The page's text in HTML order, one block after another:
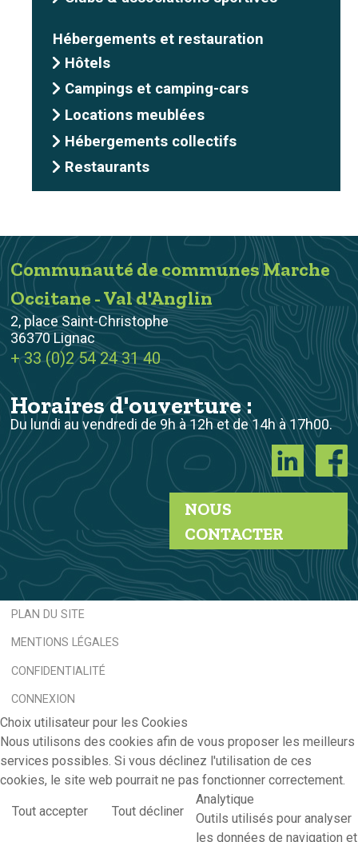
Hébergements et restauration
Hôtels
Campings et camping-cars
Locations meublées
Hébergements collectifs
Restaurants
Communauté de communes Marche
Occitane - Val d'Anglin
2, place Saint-Christophe
36370 Lignac
+ 33 (0)2 54 24 31 40
Horaires d'ouverture :
Du lundi au vendredi de 9h à 12h et de 14h à 17h00.
NOUS
CONTACTER
PLAN DU SITE
MENTIONS LÉGALES
CONFIDENTIALITÉ
CONNEXION
Choix utilisateur pour les Cookies
Nous utilisons des cookies afin de vous proposer les meilleurs
services possibles. Si vous déclinez l'utilisation de ces
cookies, le site web pourrait ne pas fonctionner correctement.
Tout accepter Tout décliner
Analytique
Outils utilisés pour analyser
les données de navigation et